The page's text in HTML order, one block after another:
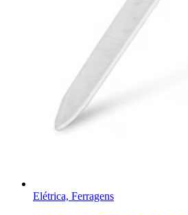
Elétrica, Ferragens